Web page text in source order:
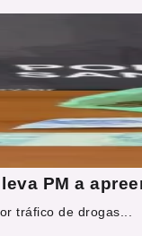
PM a
tráfico de drogas...